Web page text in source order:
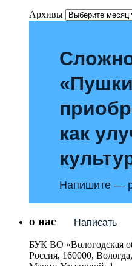
Архивы
как
Напишите —
Написать
о нас
БУК ВО «Вологодская
Россия, 160000, Вологда,